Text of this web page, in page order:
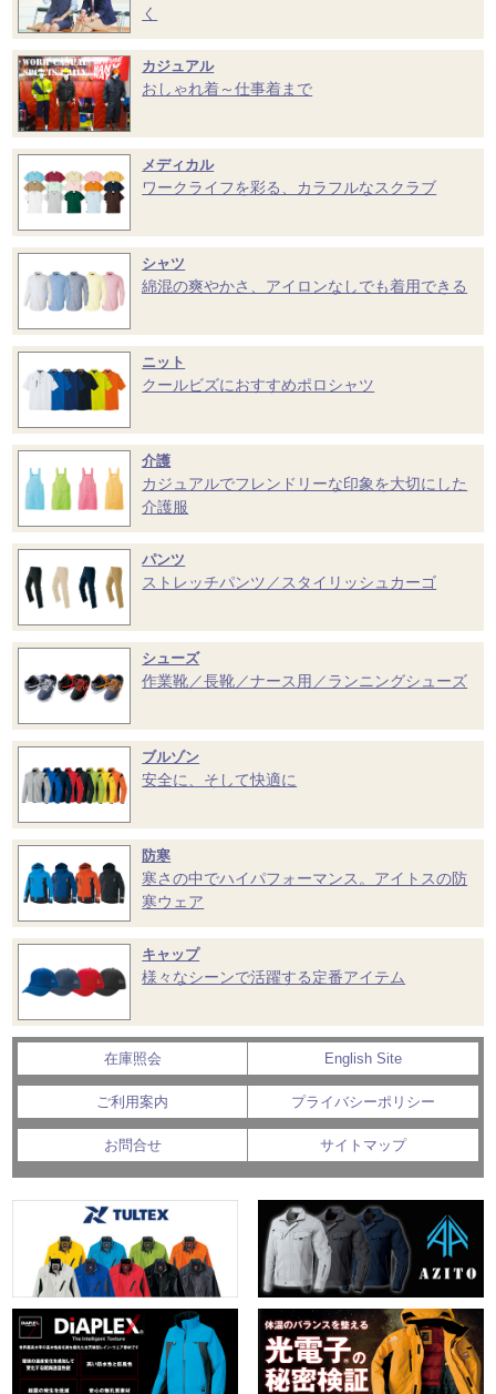
く
カジュアル
おしゃれ着～仕事着まで
メディカル
ワークライフを彩る、カラフルなスクラブ
シャツ
綿混の爽やかさ、アイロンなしでも着用できる
ニット
クールビズにおすすめポロシャツ
介護
カジュアルでフレンドリーな印象を大切にした
介護服
パンツ
ストレッチパンツ／スタイリッシュカーゴ
シューズ
作業靴／長靴／ナース用／ランニングシューズ
ブルゾン
安全に、そして快適に
防寒
寒さの中でハイパフォーマンス。アイトスの防
寒ウェア
キャップ
様々なシーンで活躍する定番アイテム
在庫照会 English Site
ご利用案内 プライバシーポリシー
お問合せ サイトマップ